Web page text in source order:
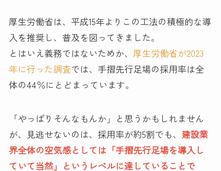
厚生労働省は、平成15年よりこの工法の積極的な導
入を推奨し、普及を図ってきました。
とはいえ義務ではないためか、 厚生労働省が2023
年に行った調査では、手摺先行足場の採用率は全
体の44％にとどまっています。
「やっぱりそんなもんか」と思うかもしれません
が、見逃せないのは、採用率が約5割でも、 建設業
界全体の空気感としては「手摺先行足場を導入し
ていて当然」というレベルに達していることで